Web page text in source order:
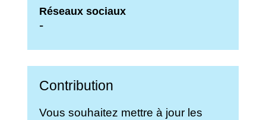
Réseaux sociaux
-
Contribution
Vous souhaitez mettre à jour les